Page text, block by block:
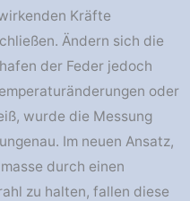
Kräfte
Ändern sich die
der Feder jedoch
oder
wurde die Messung
Im neuen Ansatz,
durch einen
zu halten, fallen diese